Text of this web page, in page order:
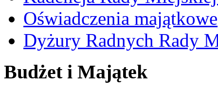
Oświadczenia majątkowe
Dyżury Radnych Rady
Budżet i Majątek